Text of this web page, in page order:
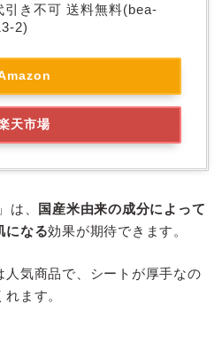
き不可 送料無料(bea-
2)
天市場
は、 国産米由来の成分によって
になる効果が期待できます。
人気商品で、シートが厚手なの
ます。